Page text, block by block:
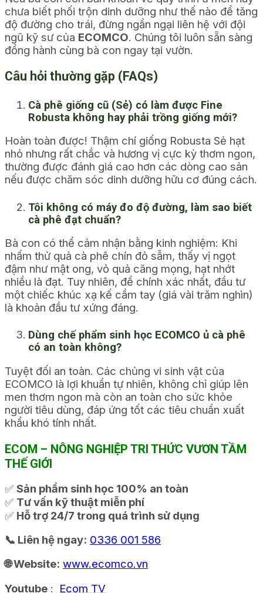
chưa biết phối trộn dinh dưỡng như thế nào để tăng
độ đường cho trái, đừng ngần ngại liên hệ với đội
ngũ kỹ sư của ECOMCO. Chúng tôi luôn sẵn sàng
đồng hành cùng bà con ngay tại vườn.
Câu hỏi thường gặp (FAQs)
Cà phê giống cũ (Sẻ) có làm được Fine
Robusta không hay phải trồng giống mới?
Hoàn toàn được! Thậm chí giống Robusta Sẻ hạt
nhỏ nhưng rất chắc và hương vị cực kỳ thơm ngon,
thường được đánh giá cao hơn các dòng cao sản
nếu được chăm sóc dinh dưỡng hữu cơ đúng cách.
Tôi không có máy đo độ đường, làm sao biết
cà phê đạt chuẩn?
Bà con có thể cảm nhận bằng kinh nghiệm: Khi
nhấm thử quả cà phê chín đỏ sẫm, thấy vị ngọt
đậm như mật ong, vỏ quả căng mọng, hạt nhớt
nhiều là đạt. Tuy nhiên, để chính xác nhất, đầu tư
một chiếc khúc xạ kế cầm tay (giá vài trăm nghìn)
là khoản đầu tư xứng đáng.
Dùng chế phẩm sinh học ECOMCO ủ cà phê
có an toàn không?
Tuyệt đối an toàn. Các chủng vi sinh vật của
ECOMCO là lợi khuẩn tự nhiên, không chỉ giúp lên
men thơm ngon mà còn an toàn cho sức khỏe
người tiêu dùng, đáp ứng tốt các tiêu chuẩn xuất
khẩu khó tính nhất.
ECOM – NÔNG NGHIỆP TRI THỨC VƯƠN TẦM
THẾ GIỚI
✅ Sản phẩm sinh học 100% an toàn
✅ Tư vấn kỹ thuật miễn phí
✅ Hỗ trợ 24/7 trong quá trình sử dụng
📞 Liên hệ ngay: 0336 001 586
🌐 Website: www.ecomco.vn
Youtube : Ecom TV